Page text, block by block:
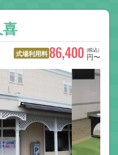
式場利用料 (税込)
86,400 円〜